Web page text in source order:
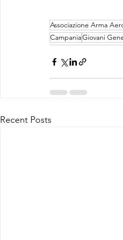
Associazione Arma
CampaniaGiovani
Recent Posts